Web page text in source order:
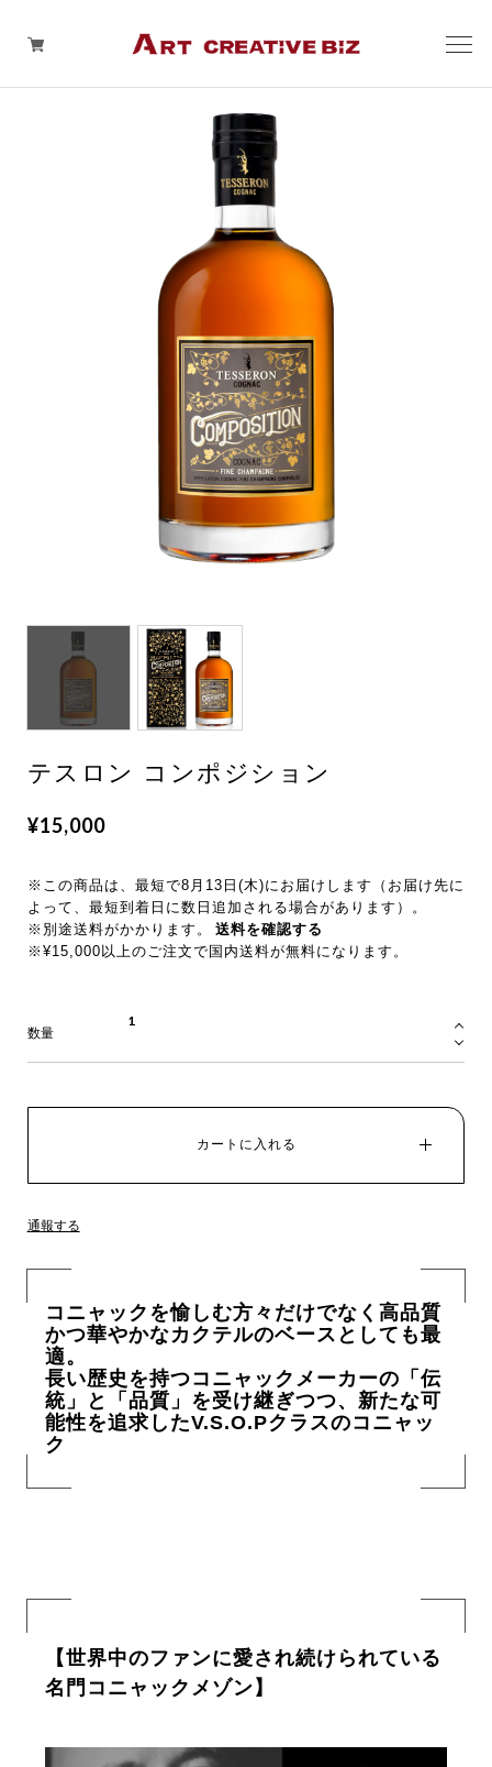
コロナ対策関連グッズ
テスロン コンポジション
¥15,000
※この商品は、最短で8月13日(木)にお届けします（お届け先に
よって、最短到着日に数日追加される場合があります）。
※別途送料がかかります。
送料を確認する
※¥15,000以上のご注文で国内送料が無料になります。
数量
カートに入れる
通報する
コニャックを愉しむ方々だけでなく高品質
かつ華やかなカクテルのベースとしても最
適。
長い歴史を持つコニャックメーカーの「伝
統」と「品質」を受け継ぎつつ、新たな可
能性を追求したV.S.O.Pクラスのコニャッ
ク
【世界中のファンに愛され続けられている
名門コニャックメゾン】